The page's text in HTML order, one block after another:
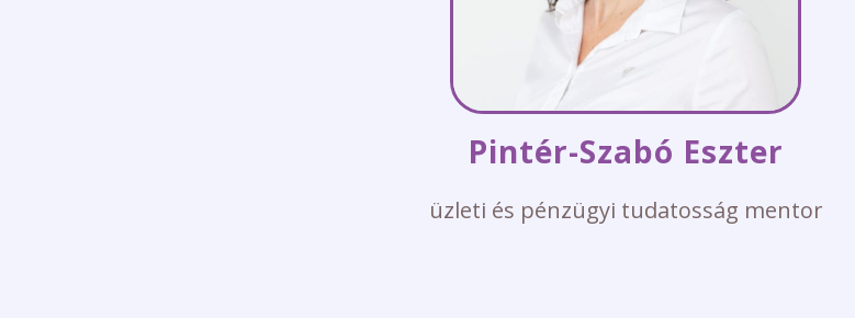
Pintér-Szabó Eszter
üzleti és pénzügyi tudatosság mentor